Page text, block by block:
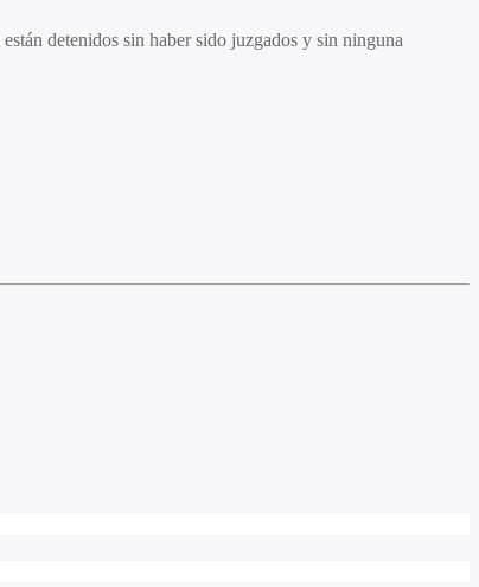
detenidos sin haber sido juzgados y sin ninguna